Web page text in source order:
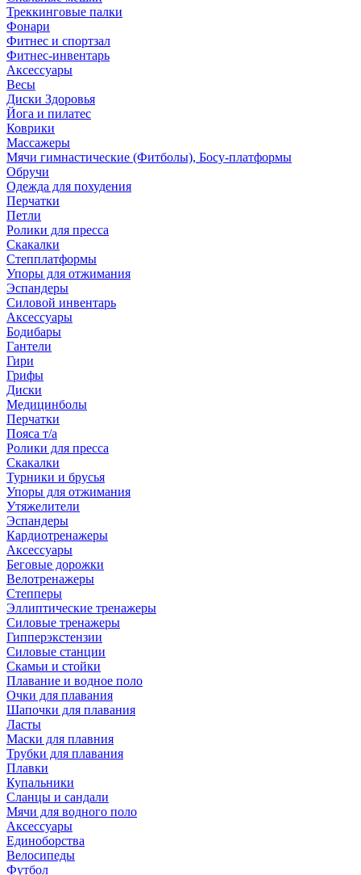
Треккинговые палки
Фонари
Фитнес и спортзал
Фитнес-инвентарь
Аксессуары
Весы
Диски Здоровья
Йога и пилатес
Коврики
Массажеры
Мячи гимнастические (Фитболы), Босу-платформы
Обручи
Одежда для похудения
Перчатки
Петли
Ролики для пресса
Скакалки
Степплатформы
Упоры для отжимания
Эспандеры
Силовой инвентарь
Аксессуары
Бодибары
Гантели
Гири
Грифы
Диски
Медицинболы
Перчатки
Пояса т/а
Ролики для пресса
Скакалки
Турники и брусья
Упоры для отжимания
Утяжелители
Эспандеры
Кардиотренажеры
Аксессуары
Беговые дорожки
Велотренажеры
Степперы
Эллиптические тренажеры
Силовые тренажеры
Гипперэкстензии
Силовые станции
Скамьи и стойки
Плавание и водное поло
Очки для плавания
Шапочки для плавания
Ласты
Маски для плавния
Трубки для плавания
Плавки
Купальники
Сланцы и сандали
Мячи для водного поло
Аксессуары
Единоборства
Велосипеды
Футбол